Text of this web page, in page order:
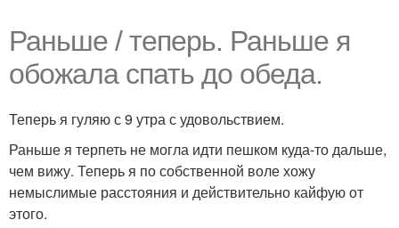
Раньше / теперь. Раньше я
обожала спать до обеда.
Теперь я гуляю с 9 утра с удовольствием.
Раньше я терпеть не могла идти пешком куда-то дальше,
чем вижу. Теперь я по собственной воле хожу
немыслимые расстояния и действительно кайфую от
этого.